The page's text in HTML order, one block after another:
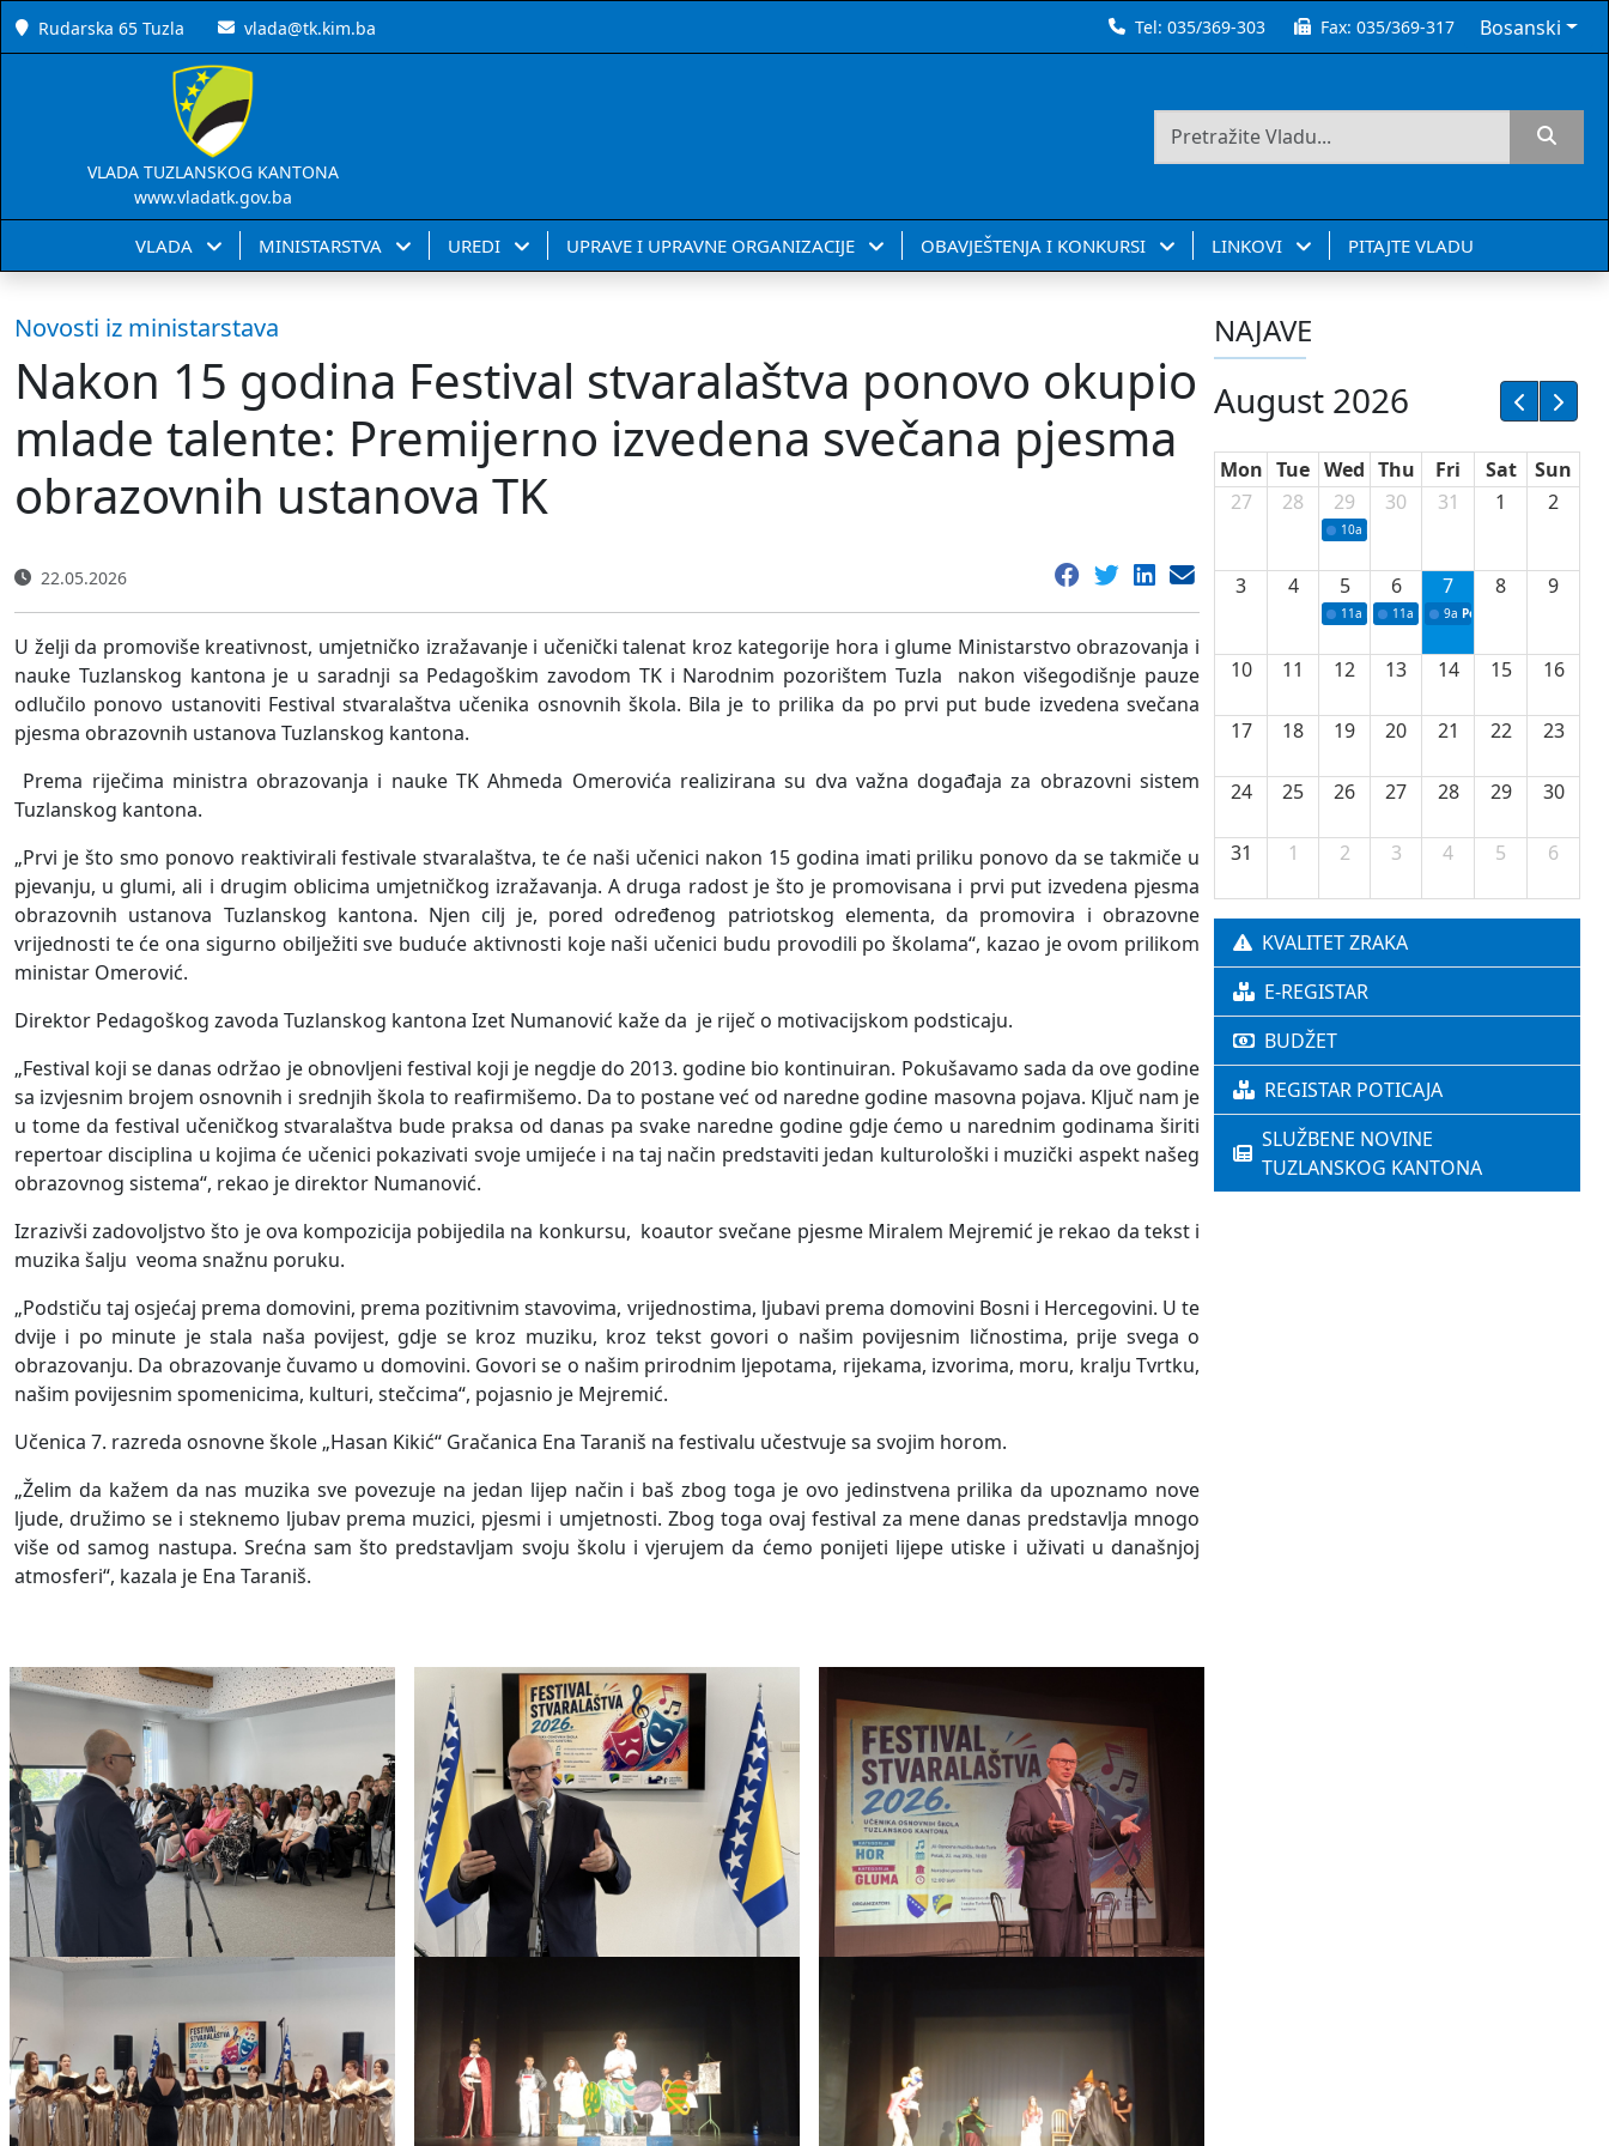
Rudarska 65 Tuzla vlada@tk.kim.ba Tel:035/369-303 Fax:035/369-317 Bosanski
VLADA TUZLANSKOG KANTONA
www.vladatk.gov.ba
VLADA MINISTARSTVA UREDI UPRAVE I UPRAVNE ORGANIZACIJE OBAVJEŠTENJA I KONKURSI LINKOVI PITAJTE VLADU
Novosti iz ministarstava
Nakon 15 godina Festival stvaralaštva ponovo okupio
mlade talente: Premijerno izvedena svečana pjesma
obrazovnih ustanova TK
22.05.2026
U želji da promoviše kreativnost, umjetničko izražavanje i učenički talenat kroz kategorije hora i glume Ministarstvo obrazovanja i
nauke Tuzlanskog kantona je u saradnji sa Pedagoškim zavodom TK i Narodnim pozorištem Tuzla nakon višegodišnje pauze
odlučilo ponovo ustanoviti Festival stvaralaštva učenika osnovnih škola. Bila je to prilika da po prvi put bude izvedena svečana
pjesma obrazovnih ustanova Tuzlanskog kantona.
Prema riječima ministra obrazovanja i nauke TK Ahmeda Omerovića realizirana su dva važna događaja za obrazovni sistem
Tuzlanskog kantona.
„Prvi je što smo ponovo reaktivirali festivale stvaralaštva, te će naši učenici nakon 15 godina imati priliku ponovo da se takmiče u
pjevanju, u glumi, ali i drugim oblicima umjetničkog izražavanja. A druga radost je što je promovisana i prvi put izvedena pjesma
obrazovnih ustanova Tuzlanskog kantona. Njen cilj je, pored određenog patriotskog elementa, da promovira i obrazovne
vrijednosti te će ona sigurno obilježiti sve buduće aktivnosti koje naši učenici budu provodili po školama“, kazao je ovom prilikom
ministar Omerović.
Direktor Pedagoškog zavoda Tuzlanskog kantona Izet Numanović kaže da je riječ o motivacijskom podsticaju.
„Festival koji se danas održao je obnovljeni festival koji je negdje do 2013. godine bio kontinuiran. Pokušavamo sada da ove godine
sa izvjesnim brojem osnovnih i srednjih škola to reafirmišemo. Da to postane već od naredne godine masovna pojava. Ključ nam je
u tome da festival učeničkog stvaralaštva bude praksa od danas pa svake naredne godine gdje ćemo u narednim godinama širiti
repertoar disciplina u kojima će učenici pokazivati svoje umijeće i na taj način predstaviti jedan kulturološki i muzički aspekt našeg
obrazovnog sistema“, rekao je direktor Numanović.
Izrazivši zadovoljstvo što je ova kompozicija pobijedila na konkursu, koautor svečane pjesme Miralem Mejremić je rekao da tekst i
muzika šalju veoma snažnu poruku.
„Podstiču taj osjećaj prema domovini, prema pozitivnim stavovima, vrijednostima, ljubavi prema domovini Bosni i Hercegovini. U te
dvije i po minute je stala naša povijest, gdje se kroz muziku, kroz tekst govori o našim povijesnim ličnostima, prije svega o
obrazovanju. Da obrazovanje čuvamo u domovini. Govori se o našim prirodnim ljepotama, rijekama, izvorima, moru, kralju Tvrtku,
našim povijesnim spomenicima, kulturi, stečcima“, pojasnio je Mejremić.
Učenica 7. razreda osnovne škole „Hasan Kikić“ Gračanica Ena Taraniš na festivalu učestvuje sa svojim horom.
„Želim da kažem da nas muzika sve povezuje na jedan lijep način i baš zbog toga je ovo jedinstvena prilika da upoznamo nove
ljude, družimo se i steknemo ljubav prema muzici, pjesmi i umjetnosti. Zbog toga ovaj festival za mene danas predstavlja mnogo
više od samog nastupa. Srećna sam što predstavljam svoju školu i vjerujem da ćemo ponijeti lijepe utiske i uživati u današnjoj
atmosferi“, kazala je Ena Taraniš.
NAJAVE
August 2026
Mon Tue Wed Thu Fri Sat
Sun
27
28 29
10a Potpisivanje ugovora sa neprofitnim
30 31 1 2
3 4 5
11a Potpisivanje ugovora o stipendijama
6
11a Podrška razvoju vodne
7
9a Početak izgradnje nove
8 9
10 11 12 13 14 15 16
17 18 19 20 21 22 23
24 25 26 27 28 29 30
31 1 2 3 4 5 6
KVALITET ZRAKA
E-REGISTAR
BUDŽET
REGISTAR POTICAJA
SLUŽBENE NOVINE
TUZLANSKOG KANTONA